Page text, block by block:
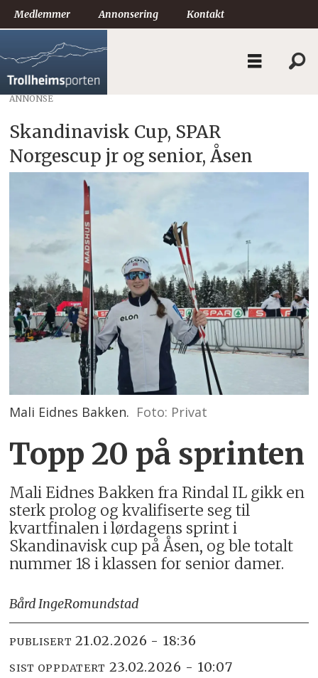
Medlemmer Annonsering Kontakt
ANNONSE
Skandinavisk Cup, SPAR
Norgescup jr og senior, Åsen
Mali Eidnes Bakken. Foto: Privat
Topp 20 på sprinten
Mali Eidnes Bakken fra Rindal IL gikk en
sterk prolog og kvalifiserte seg til
kvartfinalen i lørdagens sprint i
Skandinavisk cup på Åsen, og ble totalt
nummer 18 i klassen for senior damer.
Bård IngeRomundstad
PUBLISERT 21.02.2026 - 18:36
SIST OPPDATERT 23.02.2026 - 10:07